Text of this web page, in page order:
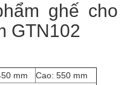
ghế cho
GTN102
mm Cao: 550 mm